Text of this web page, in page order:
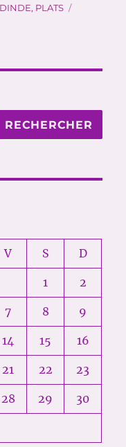
, PLATS
RECHERCHER
V S D
1 2
7 8 9
14 15 16
21 22 23
28 29 30